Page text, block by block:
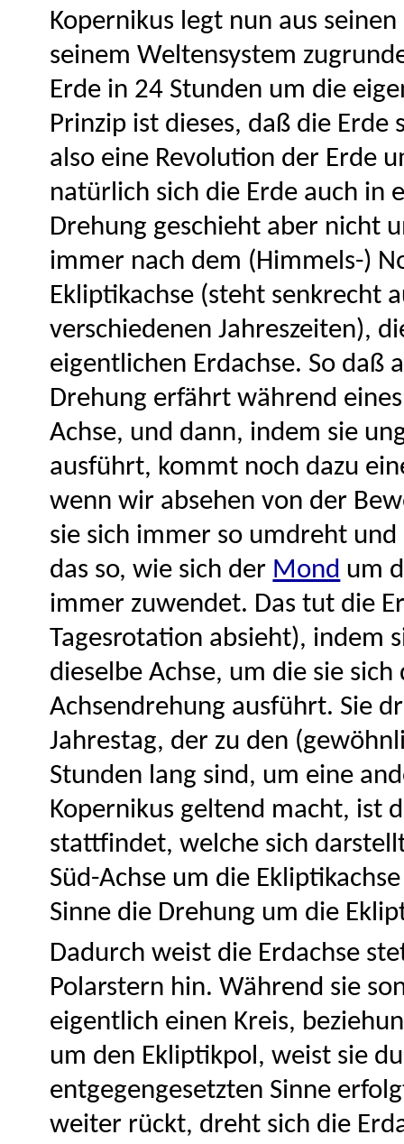
Kopernikus legt nun aus
seinem Weltensystem
Erde in 24 Stunden um die
Prinzip ist dieses, daß die
also eine Revolution der Erde
natürlich sich die Erde auch in
Drehung geschieht aber nicht
immer nach dem (Himmels-)
Ekliptikachse (steht senkrecht
verschiedenen Jahreszeiten),
eigentlichen Erdachse. So daß
Drehung erfährt während
Achse, und dann, indem sie
ausführt, kommt noch dazu
wenn wir absehen von der
sie sich immer so umdreht
das so, wie sich der Mond um
immer zuwendet. Das tut die
Tagesrotation absieht), indem
dieselbe Achse, um die sie
Achsendrehung ausführt. Sie
Jahrestag, der zu den
Stunden lang sind, um eine
Kopernikus geltend macht, ist
stattfindet, welche sich
Süd-Achse um die
Sinne die Drehung um die
Dadurch weist die Erdachse
Polarstern hin. Während sie
eigentlich einen Kreis,
um den Ekliptikpol, weist sie
entgegengesetzten Sinne
weiter rückt, dreht sich die